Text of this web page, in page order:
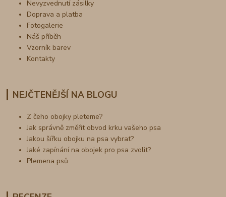
Nevyzvednutí zásilky
Doprava a platba
Fotogalerie
Náš příběh
Vzorník barev
Kontakty
NEJČTENĚJŠÍ NA BLOGU
Z čeho obojky pleteme?
Jak správně změřit obvod krku vašeho psa
Jakou šířku obojku na psa vybrat?
Jaké zapínání na obojek pro psa zvolit?
Plemena psů